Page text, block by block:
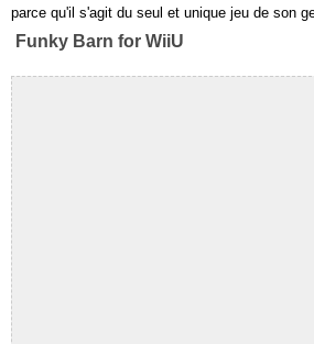
parce qu'il s'agit du seul et unique jeu de son
Funky Barn for WiiU